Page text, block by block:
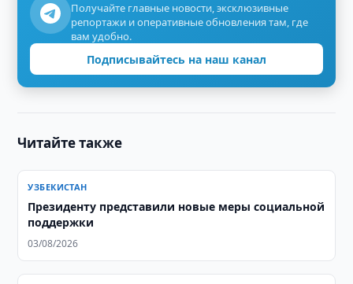
Получайте главные новости, эксклюзивные
репортажи и оперативные обновления там, где
вам удобно.
Подписывайтесь на наш канал
Читайте также
УЗБЕКИСТАН
Президенту представили новые меры социальной
поддержки
03/08/2026